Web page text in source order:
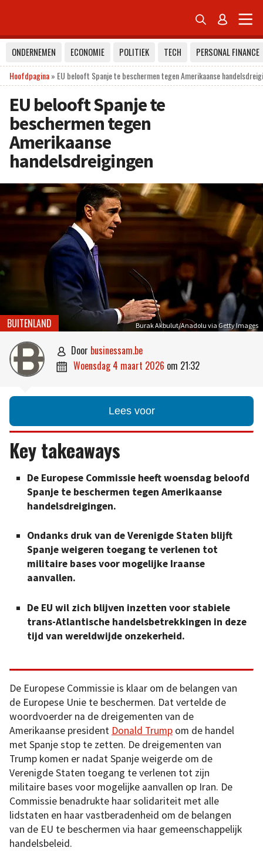
 
ONDERNEMEN ECONOMIE POLITIEK TECH
PERSONAL FINANCE
Hoofdpagina» EU belooft Spanje te beschermen tegen Amerikaanse
EU belooft Spanje te
beschermen tegen
Amerikaanse
handelsdreigingen
Burak Akbulut/Anadolu via Getty Images
BUITENLAND
 door businessam.be
 woensdag 4 maart 2026 om 21:32
Lees voor
Key takeaways
De Europese Commissie heeft woensdag beloofd
Spanje te beschermen tegen Amerikaanse
handelsdreigingen.
Ondanks druk van de Verenigde Staten blijft
Spanje weigeren toegang te verlenen tot
militaire bases voor mogelijke Iraanse
aanvallen.
De EU wil zich blijven inzetten voor stabiele
trans-Atlantische handelsbetrekkingen in deze
tijd van wereldwijde onzekerheid.
De Europese Commissie is klaar om de belangen van
de Europese Unie te beschermen. Dat vertelde de
woordvoerder na de dreigementen van de
Amerikaanse president Donald Trump om de handel
met Spanje stop te zetten. De dreigementen van
Trump komen er nadat Spanje weigerde om de
Verenigde Staten toegang te verlenen tot zijn
militaire bases voor mogelijke aanvallen op Iran. De
Commissie benadrukte haar solidariteit met alle
lidstaten en haar vastberadenheid om de belangen
van de EU te beschermen via haar gemeenschappelijk
handelsbeleid.